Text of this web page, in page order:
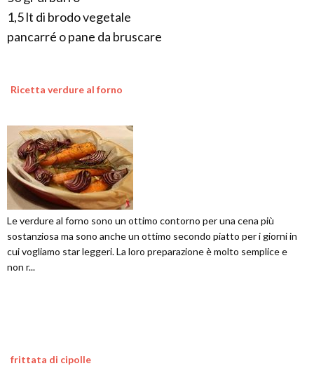
1,5 lt di brodo vegetale
pancarré o pane da bruscare
Ricetta verdure al forno
Le verdure al forno sono un ottimo contorno per una cena più
sostanziosa ma sono anche un ottimo secondo piatto per i giorni in
cui vogliamo star leggeri. La loro preparazione è molto semplice e
non r...
frittata di cipolle